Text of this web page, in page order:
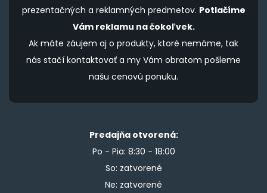
prezentačných a reklamných predmetov. Potlačíme
Vám reklamu na čokoľvek.
Ak máte záujem aj o produkty, ktoré nemáme, tak
nás stačí kontaktovať a my Vám obratom pošleme
našu cenovú ponuku.
Predajňa otvorená:
Po - Pia: 8:30 - 18:00
So: zatvorené
Ne: zatvorené